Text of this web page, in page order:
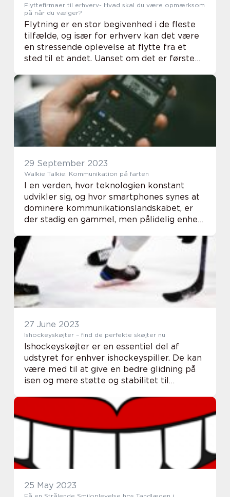
Flyttefirmaer til erhverv- Hvad skal du være opmærksom
på når du vælger?
Flytning er en stor begivenhed i de fleste
tilfælde, og især for erhverv kan det være
en stressende oplevelse at flytte fra et
sted til et andet. Uanset om det er første
aspekter, du skal have styr på, og et ...
29 September 2023
Walkie Talkie: Kommunikation på farten
I en verden, hvor teknologien konstant
udvikler sig, og hvor smartphones synes at
dominere kommunikationslandskabet, er
der stadig en gammel, men pålidelig enhed,
og rekreative sammenhænge: walkie
talkien. ...
27 June 2023
Ishockeyskøjter – find de perfekte skøjter nu
Ishockeyskøjter er en essentiel del af
udstyret for enhver ishockeyspiller. De kan
være med til at give en bedre glidning på
isen og mere støtte og stabilitet til
25 May 2023